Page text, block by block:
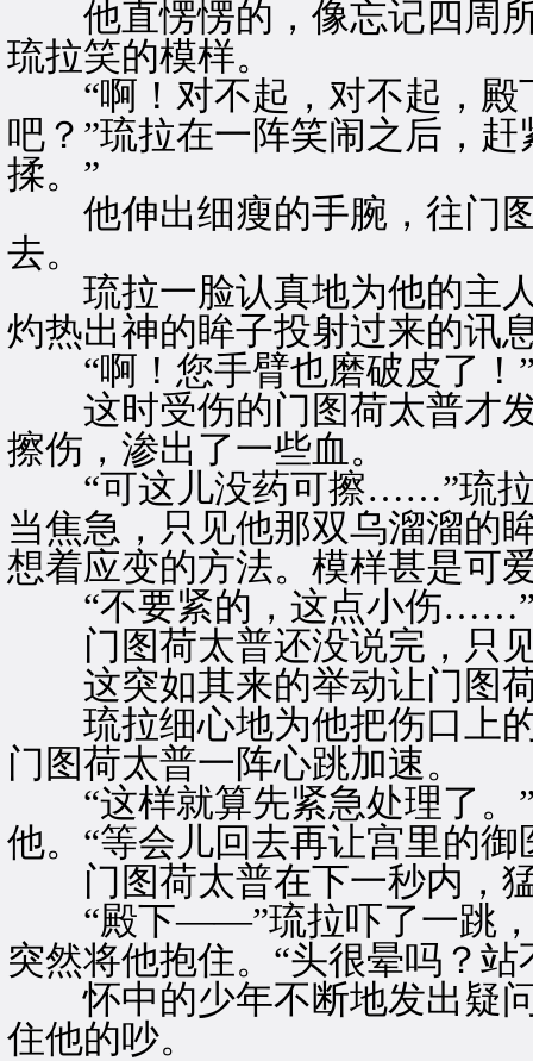
他直愣愣的，像忘记四周所
琉拉笑的模样。
“啊！对不起，对不起，殿
吧？”琉拉在一阵笑闹之后，
揉。”
他伸出细瘦的手腕，往门图
去。
琉拉一脸认真地为他的主人
灼热出神的眸子投射过来的讯
“啊！您手臂也磨破皮了！”
这时受伤的门图荷太普才发
擦伤，渗出了一些血。
“可这儿没药可擦……”琉拉
当焦急，只见他那双乌溜溜的
想着应变的方法。模样甚是可
“不要紧的，这点小伤
门图荷太普还没说完，只见
这突如其来的举动让门图荷
琉拉细心地为他把伤口上的
门图荷太普一阵心跳加速。
“这样就算先紧急处理了。”
他。“等会儿回去再让宫里的御
门图荷太普在下一秒内，
“殿下——”琉拉吓了一跳，
突然将他抱住。“头很晕吗？
怀中的少年不断地发出疑问
住他的吵。